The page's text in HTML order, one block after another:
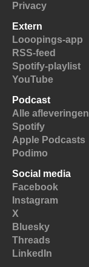
Privacy
Extern
Looopings-app
RSS-feed
Spotify-playlist
YouTube
Podcast
Alle afleveringen
Spotify
Apple Podcasts
Podimo
Social media
Facebook
Instagram
X
Bluesky
Threads
LinkedIn